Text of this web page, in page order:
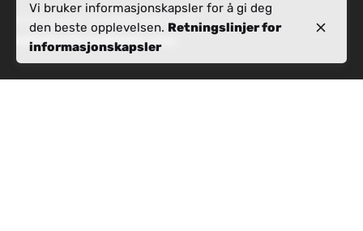
Interessert i å jobbe med oss?
info@activealbania.com
Vi bruker informasjonskapsler for å gi deg
den beste opplevelsen. Retningslinjer for
informasjonskapsler